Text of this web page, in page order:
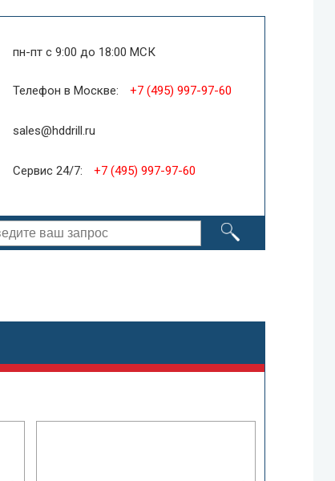
пн-пт с 9:00 до 18:00 МСК
Телефон в Москве: +7 (495) 997-97-60
sales@hddrill.ru
Сервис 24/7: +7 (495) 997-97-60